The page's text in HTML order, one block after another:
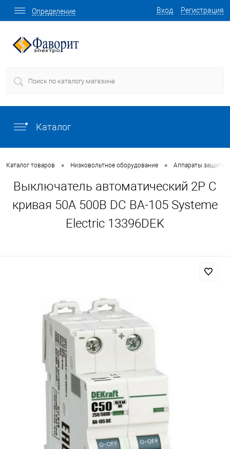
Вход Регистрация
Определение
Каталог
Каталог товаров • Низковольтное оборудование • Аппараты защиты
Выключатель автоматический 2P C
кривая 50A 500В DC ВА-105 Systeme
Electric 13396DEK